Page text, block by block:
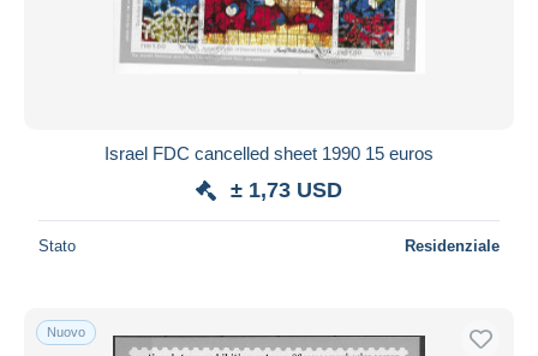
Israel FDC cancelled sheet 1990 15 euros
± 1,73 USD
Stato Residenziale
Nuovo